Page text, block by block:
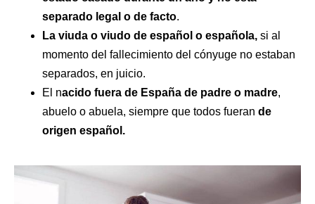
separado legal o de facto.
La viuda o viudo de español o española, si al
momento del fallecimiento del cónyuge no estaban
separados, en juicio.
El nacido fuera de España de padre o madre,
abuelo o abuela, siempre que todos fueran de
origen español.